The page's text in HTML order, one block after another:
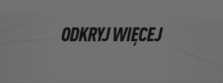
ODKRYJ WIĘCEJ